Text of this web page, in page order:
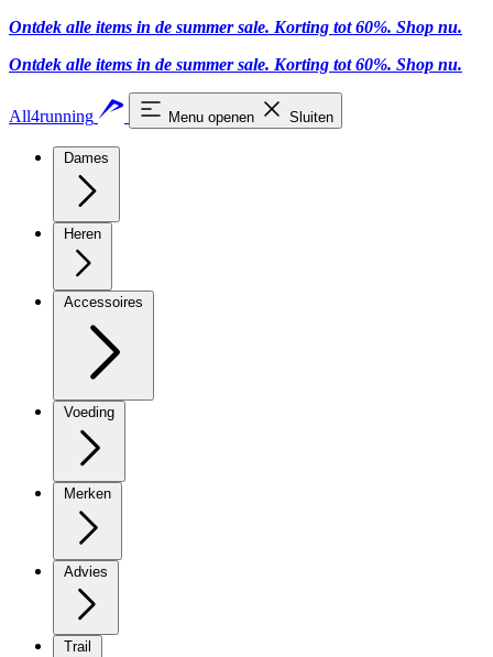
Ontdek alle items in de summer sale. Korting tot 60%. Shop nu.
Ontdek alle items in de summer sale. Korting tot 60%. Shop nu.
All4running Menu openen Sluiten
Dames
Heren
Accessoires
Voeding
Merken
Advies
Trail